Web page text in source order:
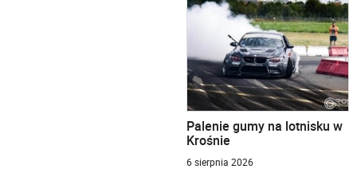
Palenie gumy na lotnisku w
Krośnie
6 sierpnia 2026